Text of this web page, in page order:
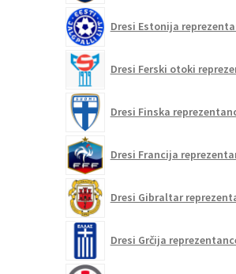
Dresi Estonija
Dresi Ferski otoki
Dresi Finska
Dresi Francija
Dresi Gibraltar
Dresi Grčija